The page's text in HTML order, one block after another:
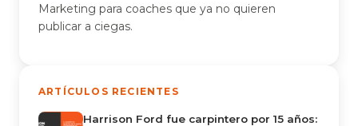
Marketing para coaches que ya no quieren
publicar a ciegas.
ARTÍCULOS RECIENTES
Harrison Ford fue carpintero por 15 años: